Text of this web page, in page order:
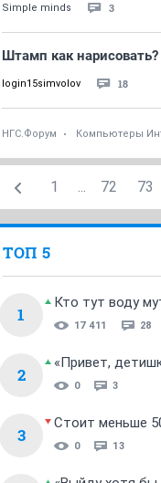
Simple minds 3
Штамп как нарисовать?
login15simvolov 18
НГС.Форум Компьютеры
1 ... 72 73
ТОП 5
1
Кто тут воду
17 411 28
2
«Привет,
0 3
3
Стоит меньше
0 13